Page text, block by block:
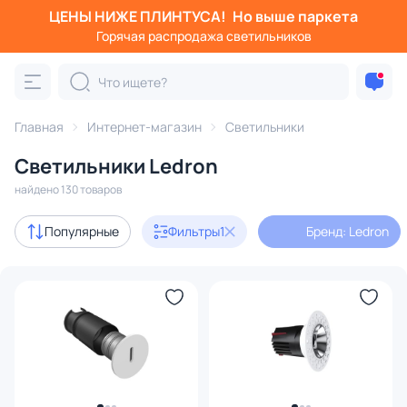
ЦЕНЫ НИЖЕ ПЛИНТУСА! Но выше паркета
Горячая распродажа светильников
Главная Интернет-магазин Светильники
Светильники Ledron
найдено 130 товаров
Популярные Фильтры1 Бренд: Ledron
Фильтры
Категория:
Люстры Подвесные светильники
В наличии 33
1